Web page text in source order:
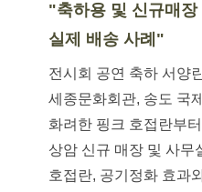
"축하용 및 신규매
실제 배송 사례"
전시회 공연 축하 서양
세종문화회관, 송도 국
화려한 핑크 호접란부
상암 신규 매장 및 사무
호접란, 공기정화 효과